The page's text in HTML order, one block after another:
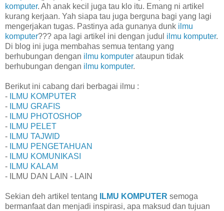
komputer. Ah anak kecil juga tau klo itu. Emang ni artikel
kurang kerjaan. Yah siapa tau juga berguna bagi yang lagi
mengerjakan tugas. Pastinya ada gunanya dunk ilmu
komputer??? apa lagi artikel ini dengan judul ilmu komputer.
Di blog ini juga membahas semua tentang yang
berhubungan dengan ilmu komputer ataupun tidak
berhubungan dengan ilmu komputer.
Berikut ini cabang dari berbagai ilmu :
-
ILMU KOMPUTER
-
ILMU GRAFIS
-
ILMU PHOTOSHOP
-
ILMU PELET
-
ILMU TAJWID
-
ILMU PENGETAHUAN
-
ILMU KOMUNIKASI
-
ILMU KALAM
- ILMU DAN LAIN - LAIN
Sekian deh artikel tentang ILMU KOMPUTER semoga
bermanfaat dan menjadi inspirasi, apa maksud dan tujuan